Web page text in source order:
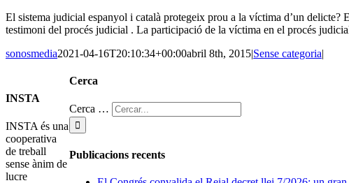
El sistema judicial espanyol i català protegeix prou a la víctima d’un delicte?
testimoni del procés judicial . La participació de la víctima en el procés
sonosmedia2021-04-16T20:10:34+00:00abril 8th, 2015|Sense categoria|
Cerca
Cerca …
Publicacions recents
INSTA
INSTA és una
cooperativa
de treball
sense ànim de
lucre